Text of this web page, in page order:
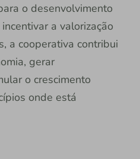
o desenvolvimento
a valorização
a cooperativa contribui
gerar
o crescimento
onde está